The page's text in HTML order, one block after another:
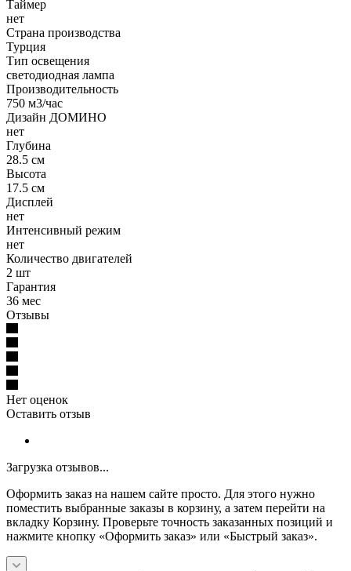
Таймер
нет
Страна производства
Турция
Тип освещения
светодиодная лампа
Производительность
750 м3/час
Дизайн ДОМИНО
нет
Глубина
28.5 см
Высота
17.5 см
Дисплей
нет
Интенсивный режим
нет
Количество двигателей
2 шт
Гарантия
36 мес
Отзывы
Нет оценок
Оставить отзыв
Загрузка отзывов...
Оформить заказ на нашем сайте просто. Для этого нужно
поместить выбранные заказы в корзину, а затем перейти на
вкладку Корзину. Проверьте точность заказанных позиций и
нажмите кнопку «Оформить заказ» или «Быстрый заказ».